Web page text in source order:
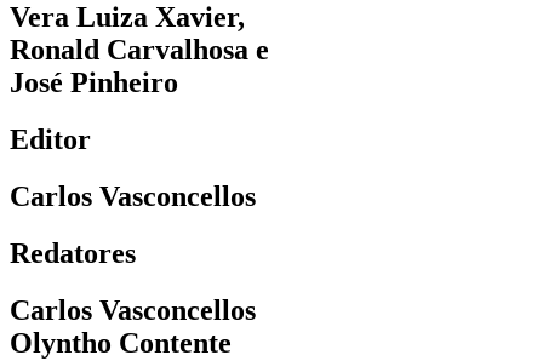
Vera Luiza Xavier,
Ronald Carvalhosa e
José Pinheiro
Editor
Carlos Vasconcellos
Redatores
Carlos Vasconcellos
Olyntho Contente